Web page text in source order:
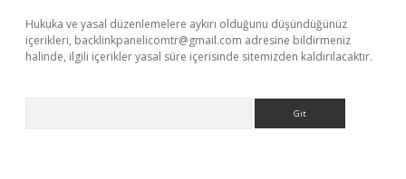
Hukuka ve yasal düzenlemelere aykırı olduğunu düşündüğünüz
içerikleri, backlinkpanelicomtr@gmail.com adresine bildirmeniz
halinde, ilgili içerikler yasal süre içerisinde sitemizden kaldırılacaktır.